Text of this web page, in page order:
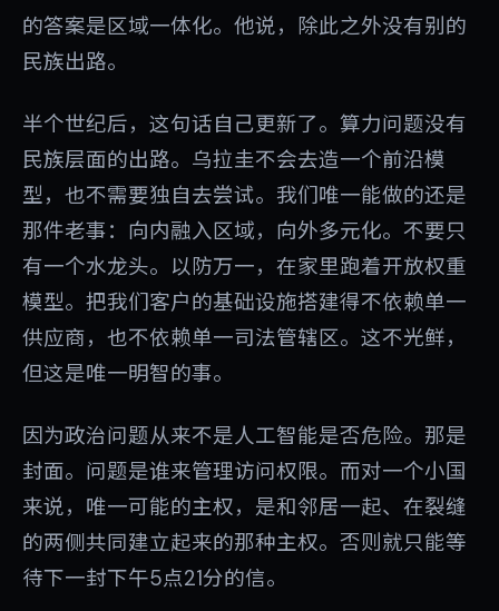
的答案是区域一体化。他说，除此之外没有别的
民族出路。
半个世纪后，这句话自己更新了。算力问题没有
民族层面的出路。乌拉圭不会去造一个前沿模
型，也不需要独自去尝试。我们唯一能做的还是
那件老事：向内融入区域，向外多元化。不要只
有一个水龙头。以防万一，在家里跑着开放权重
模型。把我们客户的基础设施搭建得不依赖单一
供应商，也不依赖单一司法管辖区。这不光鲜，
但这是唯一明智的事。
因为政治问题从来不是人工智能是否危险。那是
封面。问题是谁来管理访问权限。而对一个小国
来说，唯一可能的主权，是和邻居一起、在裂缝
的两侧共同建立起来的那种主权。否则就只能等
待下一封下午5点21分的信。